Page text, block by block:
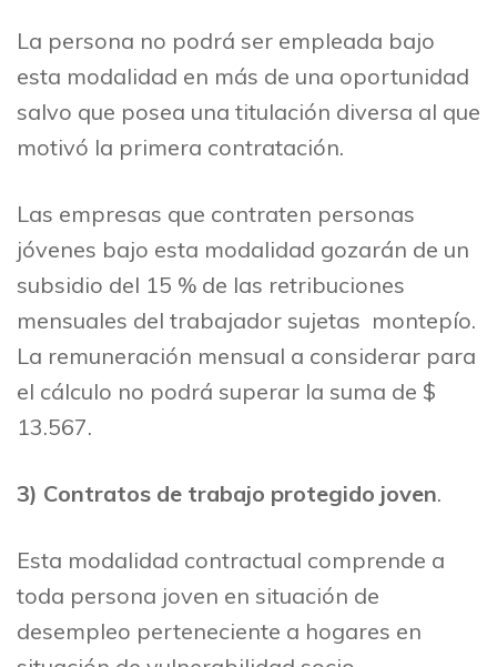
La persona no podrá ser empleada bajo
esta modalidad en más de una oportunidad
salvo que posea una titulación diversa al que
motivó la primera contratación.
Las empresas que contraten personas
jóvenes bajo esta modalidad gozarán de un
subsidio del 15 % de las retribuciones
mensuales del trabajador sujetas montepío.
La remuneración mensual a considerar para
el cálculo no podrá superar la suma de $
13.567.
3) Contratos de trabajo protegido joven.
Esta modalidad contractual comprende a
toda persona joven en situación de
desempleo perteneciente a hogares en